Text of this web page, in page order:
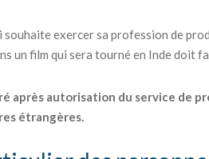
souhaite exercer sa profession de
un film qui sera tourné en Inde doit
après autorisation du service de
étrangères.